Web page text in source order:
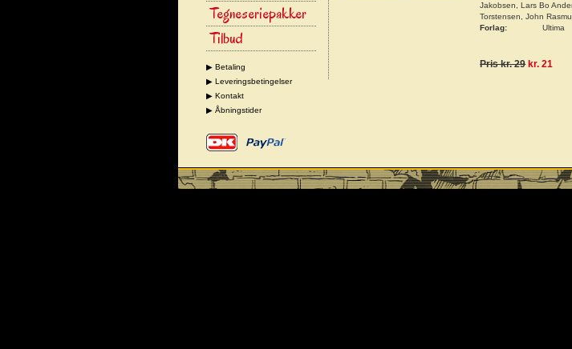
Tegneseriepakker
Tilbud
▶ Betaling
▶ Leveringsbetingelser
▶ Kontakt
▶ Åbningstider
Jakobsen, Lars Bo
Torstensen, John
Forlag:
Ultima
Pris kr. 29 kr. 21